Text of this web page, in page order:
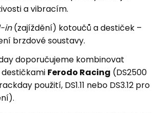
a vibracím.
in(zajíždění) kotoučů a destiček –
brzdové soustavy.
doporučujeme kombinovat
destičkami Ferodo Racing (DS2500
použití, DS1.11 nebo DS3.12 pro